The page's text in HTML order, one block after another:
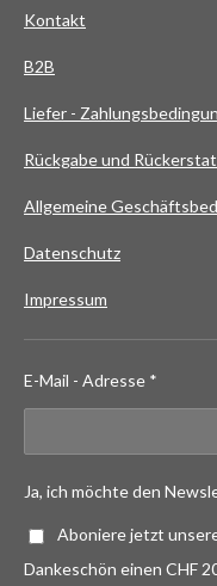
Kontakt
B2B
Liefer -
Rückgabe und
Allgemeine
Datenschutz
Impressum
E-Mail - Adresse *
Ja, ich möchte den
Aboniere jetzt
Dankeschön einen CHF